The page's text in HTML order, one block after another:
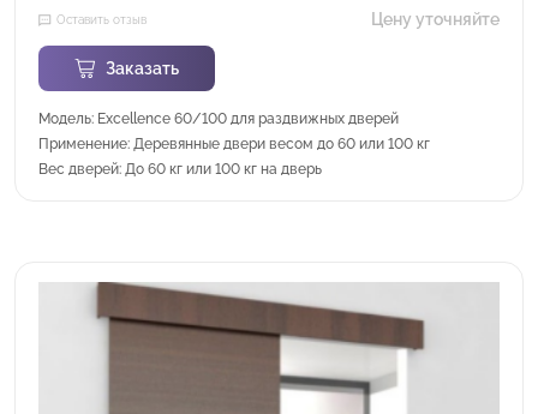
Оставить отзыв Цену уточняйте
Заказать
Модель: Excellence 60/100 для раздвижных дверей
Применение: Деревянные двери весом до 60 или 100 кг
Вес дверей: До 60 кг или 100 кг на дверь